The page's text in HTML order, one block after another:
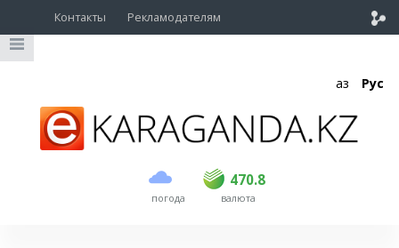
Контакты Рекламодателям
Қаз Рус
погода
470.8
USD 468.5 470.8
EUR валюта